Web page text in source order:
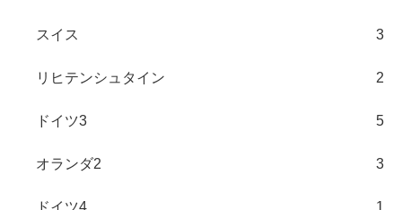
スイス 3
リヒテンシュタイン 2
ドイツ3 5
オランダ2 3
ドイツ4 1